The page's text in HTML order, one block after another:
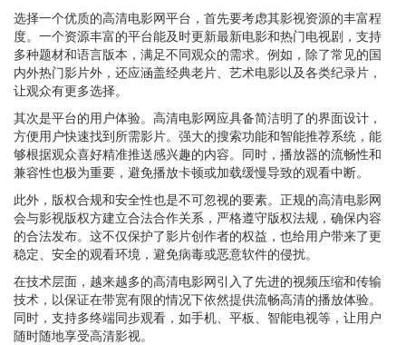
选择一个优质的高清电影网平台，首先要考虑其影视资源的丰富程
度。一个资源丰富的平台能及时更新最新电影和热门电视剧，支持
多种题材和语言版本，满足不同观众的需求。例如，除了常见的国
内外热门影片外，还应涵盖经典老片、艺术电影以及各类纪录片，
让观众有更多选择。
其次是平台的用户体验。高清电影网应具备简洁明了的界面设计，
方便用户快速找到所需影片。强大的搜索功能和智能推荐系统，能
够根据观众喜好精准推送感兴趣的内容。同时，播放器的流畅性和
兼容性也极为重要，避免播放卡顿或加载缓慢导致的观看中断。
此外，版权合规和安全性也是不可忽视的要素。正规的高清电影网
会与影视版权方建立合法合作关系，严格遵守版权法规，确保内容
的合法发布。这不仅保护了影片创作者的权益，也给用户带来了更
稳定、安全的观看环境，避免病毒或恶意软件的侵扰。
在技术层面，越来越多的高清电影网引入了先进的视频压缩和传输
技术，以保证在带宽有限的情况下依然提供流畅高清的播放体验。
同时，支持多终端同步观看，如手机、平板、智能电视等，让用户
随时随地享受高清影视。